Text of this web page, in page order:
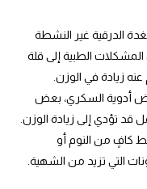
الدرقية غير النشطة
الطبية إلى قلة
زيادة في الوزن.
أدوية السكري، بعض
تؤدي إلى زيادة الوزن.
كافٍ من النوم أو
التي تزيد من الشهية.